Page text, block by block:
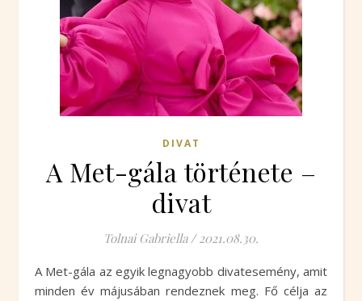
DIVAT
A Met-gála története –
divat
Tolnai Gabriella / 2021.08.30.
A Met-gála az egyik legnagyobb divatesemény, amit
minden év májusában rendeznek meg. Fő célja az